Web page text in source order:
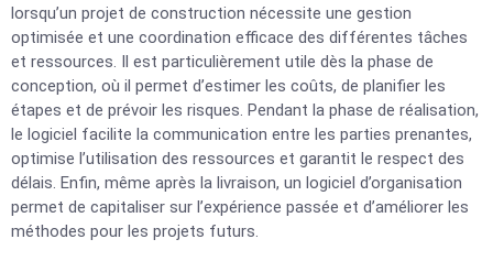
lorsqu’un projet de construction nécessite une gestion
optimisée et une coordination efficace des différentes tâches
et ressources. Il est particulièrement utile dès la phase de
conception, où il permet d’estimer les coûts, de planifier les
étapes et de prévoir les risques. Pendant la phase de réalisation,
le logiciel facilite la communication entre les parties prenantes,
optimise l’utilisation des ressources et garantit le respect des
délais. Enfin, même après la livraison, un logiciel d’organisation
permet de capitaliser sur l’expérience passée et d’améliorer les
méthodes pour les projets futurs.